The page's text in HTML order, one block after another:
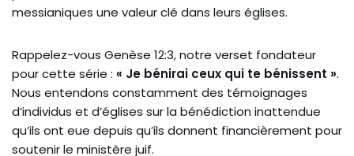
messianiques une valeur clé dans leurs églises.
Rappelez-vous Genèse 12:3, notre verset fondateur
pour cette série : « Je bénirai ceux qui te bénissent ».
Nous entendons constamment des témoignages
d’individus et d’églises sur la bénédiction inattendue
qu’ils ont eue depuis qu’ils donnent financièrement pour
soutenir le ministère juif.